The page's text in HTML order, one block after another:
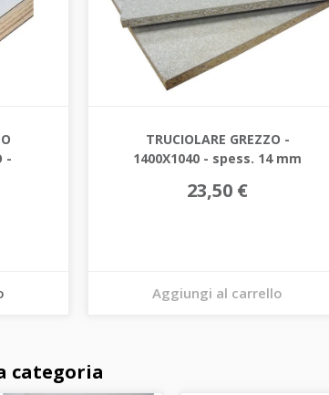
-
TRUCIOLARE GREZZO -
1400X1040 - spess. 14 mm
23,50 €
Aggiungi al carrello
categoria